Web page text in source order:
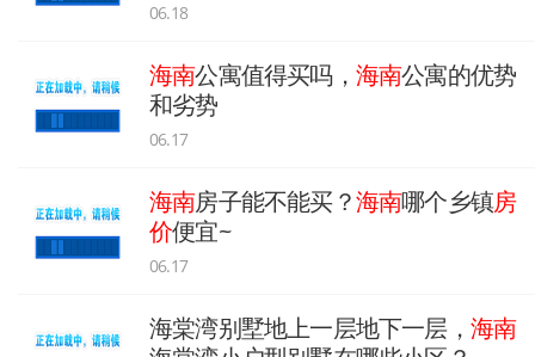
06.18
海南公寓值得买吗， 海南公寓的优势
和劣势
06.17
海南房子能不能买？海南哪个乡镇房
价便宜~
06.17
海棠湾别墅地上一层地下一层， 海南